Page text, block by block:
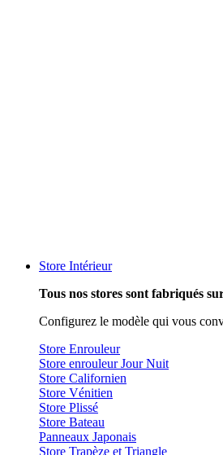
Store Intérieur
Tous nos stores sont fabriqués
Configurez le modèle qui vous
Store Enrouleur
Store enrouleur Jour Nuit
Store Californien
Store Vénitien
Store Plissé
Store Bateau
Panneaux Japonais
Store Trapèze et Triangle